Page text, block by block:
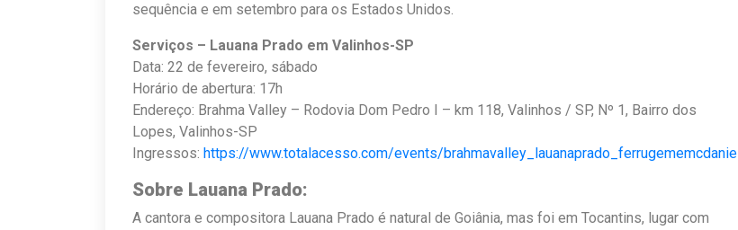
sequência e em setembro para os Estados Unidos.
Serviços – Lauana Prado em Valinhos-SP
Data: 22 de fevereiro, sábado
Horário de abertura: 17h
Endereço: Brahma Valley – Rodovia Dom Pedro I – km 118, Valinhos / SP, Nº 1, Bairro dos
Lopes, Valinhos-SP
Ingressos: https://www.totalacesso.com/events/brahmavalley_lauanaprado_ferrugememcdaniel
Sobre Lauana Prado:
A cantora e compositora Lauana Prado é natural de Goiânia, mas foi em Tocantins, lugar com